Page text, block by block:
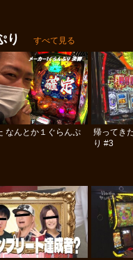
り
すべて見る
なんとか１ぐらんぷ
帰ってき
り #3